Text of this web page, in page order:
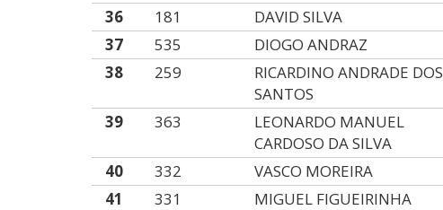
36 181 DAVID SILVA
37
535 DIOGO ANDRAZ
38
259
RICARDINO ANDRADE DOS
SANTOS
39 363
LEONARDO MANUEL
CARDOSO DA SILVA
40 332 VASCO MOREIRA
41
331 MIGUEL FIGUEIRINHA